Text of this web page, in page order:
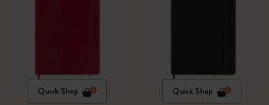
Quick Shop Quick Shop